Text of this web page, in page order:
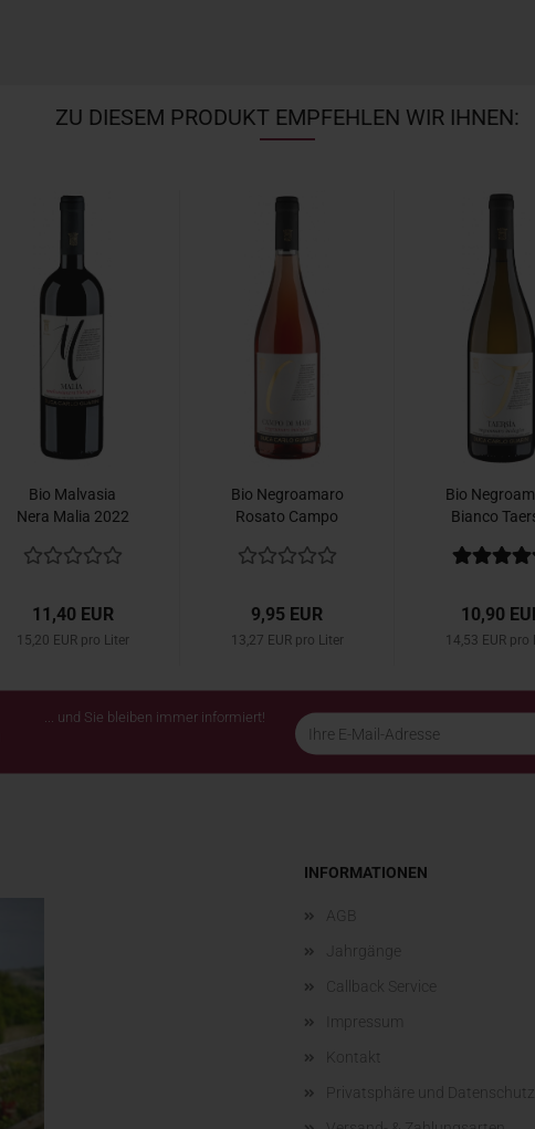
ZU DIESEM PRODUKT EMPFEHLEN WIR IHNEN:
Bio Malvasia
Nera Malia 2022
11,40 EUR
15,20 EUR pro Liter
Bio Negroamaro
Rosato Campo
9,95 EUR
13,27 EUR pro Liter
Bio
Bianco
10,90
14,53 EUR pro
... und Sie bleiben immer informiert!
INFORMATIONEN
AGB
Jahrgänge
Callback Service
Impressum
Kontakt
Privatsphäre und Datenschutz